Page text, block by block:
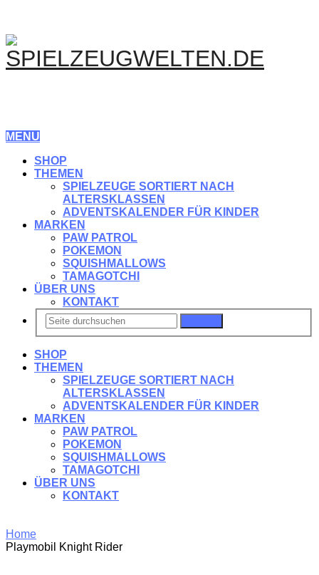
MENU
SHOP
THEMEN
SPIELZEUGE SORTIERT NACH
ALTERSKLASSEN
ADVENTSKALENDER FÜR KINDER
MARKEN
PAW PATROL
POKEMON
SQUISHMALLOWS
TAMAGOTCHI
ÜBER UNS
KONTAKT
SHOP
THEMEN
SPIELZEUGE SORTIERT NACH
ALTERSKLASSEN
ADVENTSKALENDER FÜR KINDER
MARKEN
PAW PATROL
POKEMON
SQUISHMALLOWS
TAMAGOTCHI
ÜBER UNS
KONTAKT
Home
Playmobil Knight Rider